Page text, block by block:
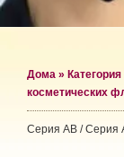
Дома » Категория
косметических
Серия AB / Серия